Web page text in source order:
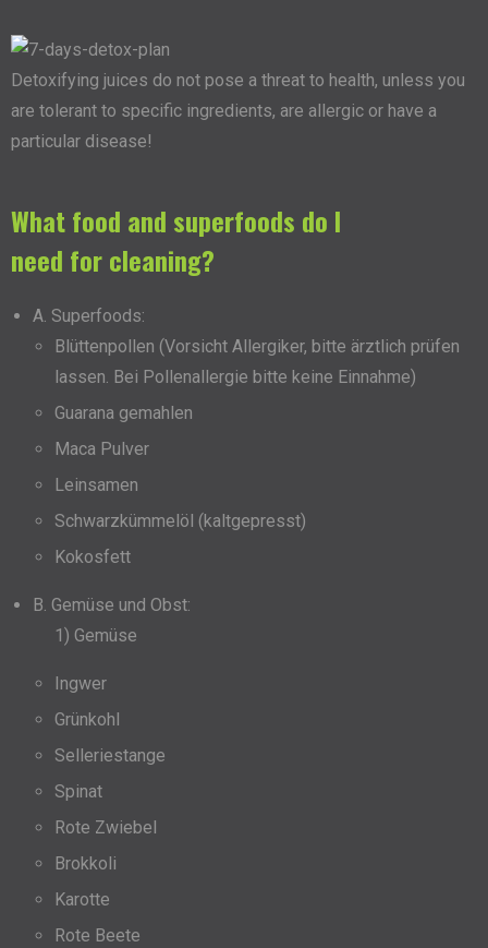
Detoxifying juices do not pose a threat to health, unless you
are tolerant to specific ingredients, are allergic or have a
particular disease!
What food and superfoods do I
need for cleaning?
A. Superfoods:
Blüttenpollen (Vorsicht Allergiker, bitte ärztlich prüfen
lassen. Bei Pollenallergie bitte keine Einnahme)
Guarana gemahlen
Maca Pulver
Leinsamen
Schwarzkümmelöl (kaltgepresst)
Kokosfett
B. Gemüse und Obst:
1) Gemüse
Ingwer
Grünkohl
Selleriestange
Spinat
Rote Zwiebel
Brokkoli
Karotte
Rote Beete